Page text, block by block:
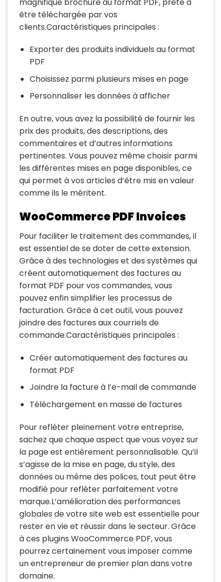
être téléchargée par vos
clients.Caractéristiques principales :
Exporter des produits individuels au format
PDF
Choisissez parmi plusieurs mises en page
Personnaliser les données à afficher
En outre, vous avez la possibilité de fournir les
prix des produits, des descriptions, des
commentaires et d’autres informations
pertinentes. Vous pouvez même choisir parmi
les différentes mises en page disponibles, ce
qui permet à vos articles d’être mis en valeur
comme ils le méritent.
WooCommerce PDF Invoices
Pour faciliter le traitement des commandes, il
est essentiel de se doter de cette extension.
Grâce à des technologies et des systèmes qui
créent automatiquement des factures au
format PDF pour vos commandes, vous
pouvez enfin simplifier les processus de
facturation. Grâce à cet outil, vous pouvez
joindre des factures aux courriels de
commande.Caractéristiques principales :
Créer automatiquement des factures au
format PDF
Joindre la facture à l’e-mail de commande
Téléchargement en masse de factures
Pour refléter pleinement votre entreprise,
sachez que chaque aspect que vous voyez sur
la page est entièrement personnalisable. Qu’il
s’agisse de la mise en page, du style, des
données ou même des polices, tout peut être
modifié pour refléter parfaitement votre
marque.L’amélioration des performances
globales de votre site web est essentielle pour
rester en vie et réussir dans le secteur. Grâce
à ces plugins WooCommerce PDF, vous
pourrez certainement vous imposer comme
un entrepreneur de premier plan dans votre
domaine.